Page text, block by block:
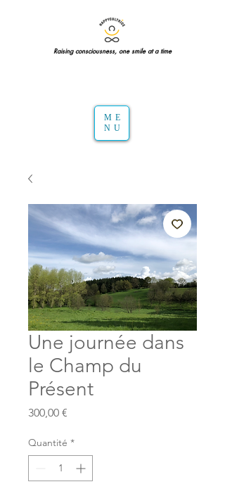
Raising consciousness, one smile at a time
ME
NU
Une journée dans
le Champ du
Présent
300,00 €
Quantité *